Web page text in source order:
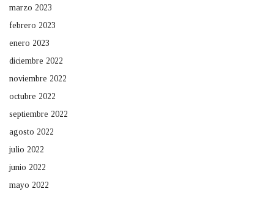
marzo 2023
febrero 2023
enero 2023
diciembre 2022
noviembre 2022
octubre 2022
septiembre 2022
agosto 2022
julio 2022
junio 2022
mayo 2022